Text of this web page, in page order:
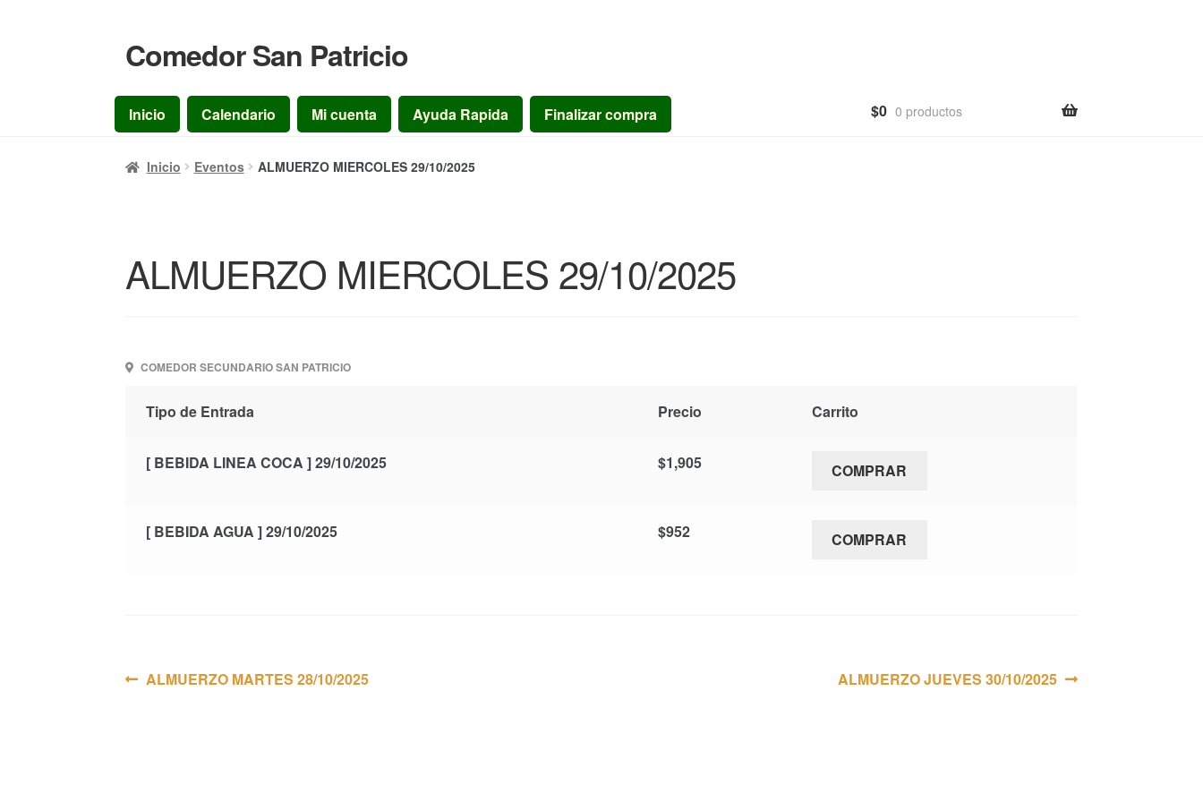
Ir
a
la
navegación
Ir
al
contenido
Comedor San Patricio
Inicio Calendario Mi cuenta Ayuda Rapida Finalizar compra $0 0 productos
Inicio Eventos ALMUERZO MIERCOLES 29/10/2025
ALMUERZO MIERCOLES 29/10/2025
COMEDOR SECUNDARIO SAN PATRICIO
Tipo de Entrada Precio Carrito
[ BEBIDA LINEA COCA ] 29/10/2025 $1,905 COMPRAR
[ BEBIDA AGUA ] 29/10/2025 $952 COMPRAR
Navegación
Anterior:
ALMUERZO MARTES 28/10/2025 Siguiente:
ALMUERZO JUEVES 30/10/2025